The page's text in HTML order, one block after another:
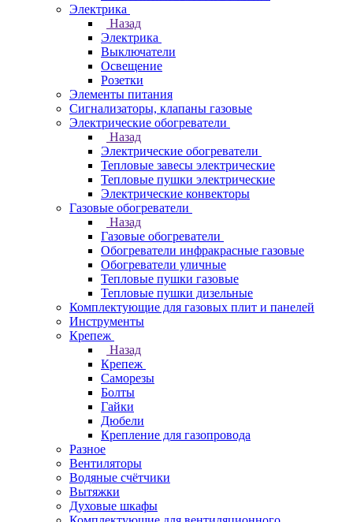
Электрика
Назад
Электрика
Выключатели
Освещение
Розетки
Элементы питания
Сигнализаторы, клапаны газовые
Электрические обогреватели
Назад
Электрические обогреватели
Тепловые завесы электрические
Тепловые пушки электрические
Электрические конвекторы
Газовые обогреватели
Назад
Газовые обогреватели
Обогреватели инфракрасные газовые
Обогреватели уличные
Тепловые пушки газовые
Тепловые пушки дизельные
Комплектующие для газовых плит и панелей
Инструменты
Крепеж
Назад
Крепеж
Саморезы
Болты
Гайки
Дюбели
Крепление для газопровода
Разное
Вентиляторы
Водяные счётчики
Вытяжки
Духовые шкафы